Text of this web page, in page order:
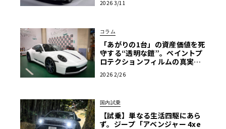
2026 3/11
コラム
「あがりの1台」の資産価値を死
守する“透明な鎧”。ペイントプ
ロテクションフィルムの真実
「正解」
2026 2/26
国内試乗
【試乗】単なる生活四駆にあら
ず。ジープ「アベンジャー 4xe